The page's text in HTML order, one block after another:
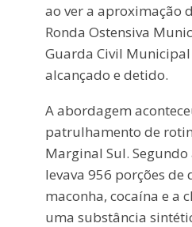
ao ver a aproximação
Ronda Ostensiva
Guarda Civil Municipal
alcançado e detido.
A abordagem
patrulhamento de
Marginal Sul. Segundo
levava 956 porções de
maconha, cocaína e a
uma substância